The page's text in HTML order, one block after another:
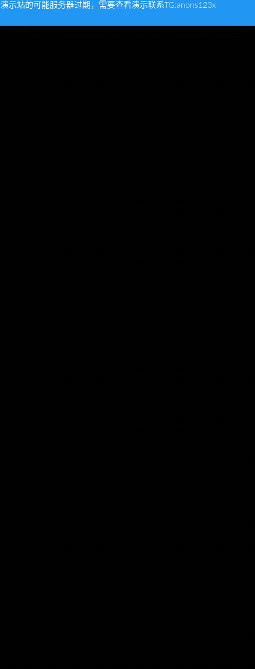
演示站的可能服务器过期，需要查看演示联系TG:anons123x